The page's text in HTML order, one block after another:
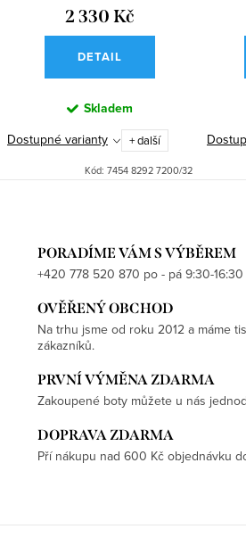
2 330 Kč
DETAIL
Skladem
Dostupné varianty + další
Kód: 7454 8292 7200/32
PORADÍME VÁM S VÝBĚREM
+420 778 520 870 po - pá 9:30-
OVĚŘENÝ OBCHOD
Na trhu jsme od roku 2012 a máme
zákazníků.
PRVNÍ VÝMĚNA ZDARMA
Zakoupené boty můžete u nás
DOPRAVA ZDARMA
Pří nákupu nad 600 Kč objednávku